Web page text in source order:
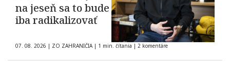
na jeseň sa to bude
iba radikalizovať
07. 08. 2026 | ZO ZAHRANIČIA | 1 min. čítania | 2 komentáre